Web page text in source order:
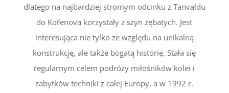
dlatego na najbardziej stromym odcinku z Tanvaldu
do Kořenova korzystały z szyn zębatych. Jest
interesująca nie tylko ze względu na unikalną
konstrukcję, ale także bogatą historię. Stała się
regularnym celem podróży miłośników kolei i
zabytków techniki z całej Europy, a w 1992 r.